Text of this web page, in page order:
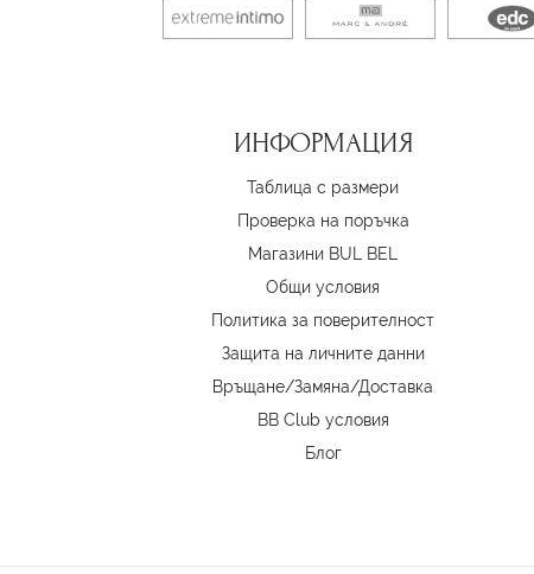
ИНФОРМАЦИЯ
Таблица с размери
Проверка на поръчка
Магазини BUL BEL
Oбщи условия
Политика за поверителност
Защита на личните данни
Връщане/Замяна/Доставка
BB Club условия
Блог